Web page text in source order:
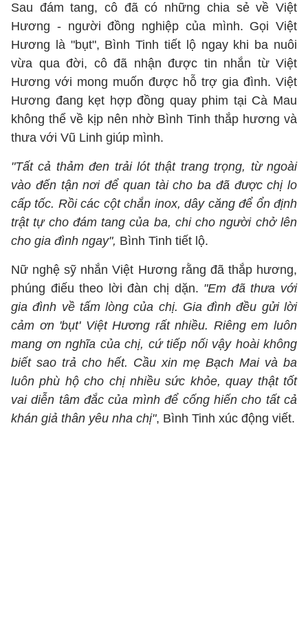
Sau đám tang, cô đã có những chia sẻ về Việt
Hương - người đồng nghiệp của mình. Gọi Việt
Hương là "bụt", Bình Tinh tiết lộ ngay khi ba nuôi
vừa qua đời, cô đã nhận được tin nhắn từ Việt
Hương với mong muốn được hỗ trợ gia đình. Việt
Hương đang kẹt hợp đồng quay phim tại Cà Mau
không thể về kịp nên nhờ Bình Tinh thắp hương và
thưa với Vũ Linh giúp mình.
"Tất cả thảm đen trải lót thật trang trọng, từ ngoài
vào đến tận nơi để quan tài cho ba đã được chị lo
cấp tốc. Rồi các cột chắn inox, dây căng để ổn định
trật tự cho đám tang của ba, chi cho người chở lên
cho gia đình ngay", Bình Tinh tiết lộ.
Nữ nghệ sỹ nhắn Việt Hương rằng đã thắp hương,
phúng điếu theo lời đàn chị dặn. "Em đã thưa với
gia đình về tấm lòng của chị. Gia đình đều gửi lời
cảm ơn 'bụt' Việt Hương rất nhiều. Riêng em luôn
mang ơn nghĩa của chị, cứ tiếp nối vậy hoài không
biết sao trả cho hết. Cầu xin mẹ Bạch Mai và ba
luôn phù hộ cho chị nhiều sức khỏe, quay thật tốt
vai diễn tâm đắc của mình để cống hiến cho tất cả
khán giả thân yêu nha chị", Bình Tinh xúc động viết.